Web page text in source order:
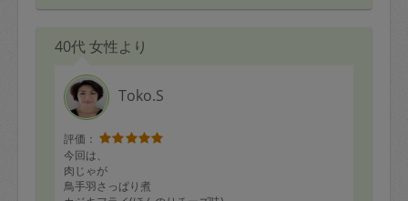
40代 女性より
Toko.S
評価：
今回は、
肉じゃが
鳥手羽さっぱり煮